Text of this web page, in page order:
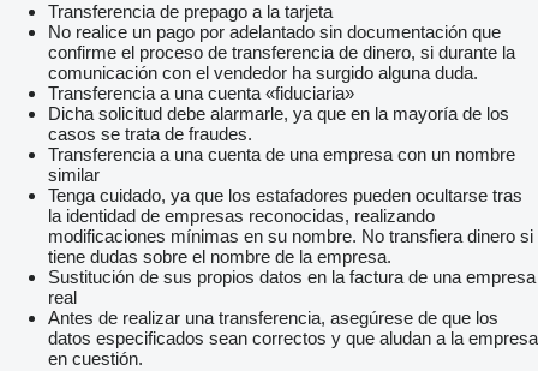
Transferencia de prepago a la tarjeta
No realice un pago por adelantado sin documentación que
confirme el proceso de transferencia de dinero, si durante la
comunicación con el vendedor ha surgido alguna duda.
Transferencia a una cuenta «fiduciaria»
Dicha solicitud debe alarmarle, ya que en la mayoría de los
casos se trata de fraudes.
Transferencia a una cuenta de una empresa con un nombre
similar
Tenga cuidado, ya que los estafadores pueden ocultarse tras
la identidad de empresas reconocidas, realizando
modificaciones mínimas en su nombre. No transfiera dinero si
tiene dudas sobre el nombre de la empresa.
Sustitución de sus propios datos en la factura de una empresa
real
Antes de realizar una transferencia, asegúrese de que los
datos especificados sean correctos y que aludan a la empresa
en cuestión.